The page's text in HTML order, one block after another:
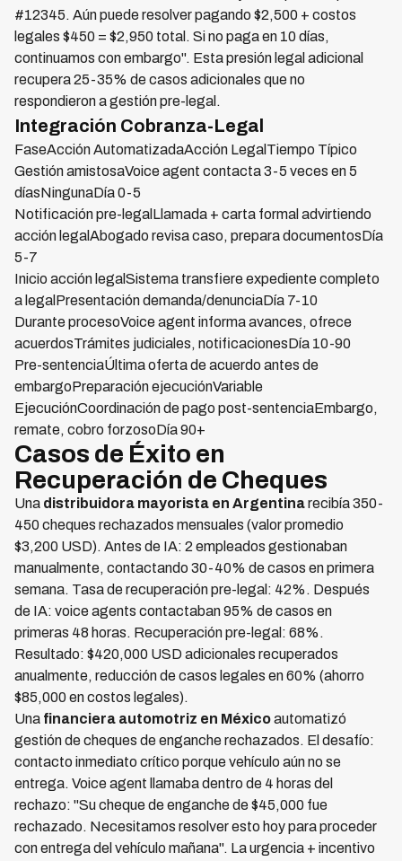
#12345. Aún puede resolver pagando $2,500 + costos
legales $450 = $2,950 total. Si no paga en 10 días,
continuamos con embargo". Esta presión legal adicional
recupera 25-35% de casos adicionales que no
respondieron a gestión pre-legal.
Integración Cobranza-Legal
FaseAcción AutomatizadaAcción LegalTiempo Típico
Gestión amistosaVoice agent contacta 3-5 veces en 5
díasNingunaDía 0-5
Notificación pre-legalLlamada + carta formal advirtiendo
acción legalAbogado revisa caso, prepara documentosDía
5-7
Inicio acción legalSistema transfiere expediente completo
a legalPresentación demanda/denunciaDía 7-10
Durante procesoVoice agent informa avances, ofrece
acuerdosTrámites judiciales, notificacionesDía 10-90
Pre-sentenciaÚltima oferta de acuerdo antes de
embargoPreparación ejecuciónVariable
EjecuciónCoordinación de pago post-sentenciaEmbargo,
remate, cobro forzosoDía 90+
Casos de Éxito en
Recuperación de Cheques
Una distribuidora mayorista en Argentinarecibía 350-
450 cheques rechazados mensuales (valor promedio
$3,200 USD). Antes de IA: 2 empleados gestionaban
manualmente, contactando 30-40% de casos en primera
semana. Tasa de recuperación pre-legal: 42%. Después
de IA: voice agents contactaban 95% de casos en
primeras 48 horas. Recuperación pre-legal: 68%.
Resultado: $420,000 USD adicionales recuperados
anualmente, reducción de casos legales en 60% (ahorro
$85,000 en costos legales).
Una financiera automotriz en Méxicoautomatizó
gestión de cheques de enganche rechazados. El desafío:
contacto inmediato crítico porque vehículo aún no se
entrega. Voice agent llamaba dentro de 4 horas del
rechazo: "Su cheque de enganche de $45,000 fue
rechazado. Necesitamos resolver esto hoy para proceder
con entrega del vehículo mañana". La urgencia + incentivo